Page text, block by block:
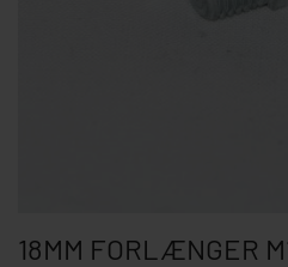
18MM FORLÆNGER